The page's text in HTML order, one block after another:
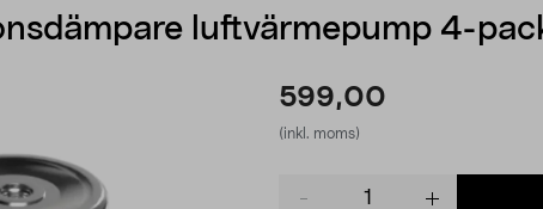
luftvärmepump 4-
599,00
(inkl. moms)